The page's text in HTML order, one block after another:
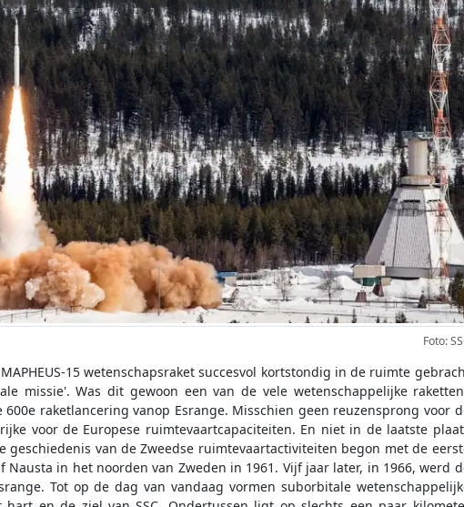
Foto:
15 wetenschapsraket succesvol kortstondig in de ruimte
missie'. Was dit gewoon een van de vele wetenschappelijke
raketlancering vanop Esrange. Misschien geen reuzensprong voor
voor de Europese ruimtevaartcapaciteiten. En niet in de laatste
geschiedenis van de Zweedse ruimtevaartactiviteiten begon met de
Nausta in het noorden van Zweden in 1961. Vijf jaar later, in 1966, werd
Tot op de dag van vandaag vormen suborbitale